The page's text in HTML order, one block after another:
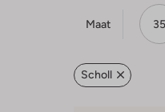
Maat 35
Scholl